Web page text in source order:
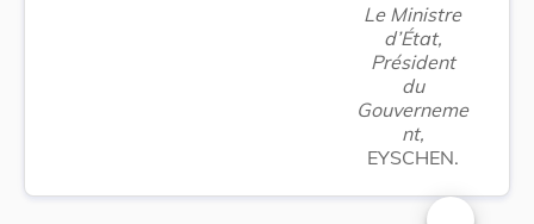
Le Ministre
d’État,
Président
du
Gouverneme
nt,
EYSCHEN.